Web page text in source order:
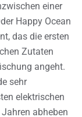
einer
Happy Ocean
das die ersten
Zutaten
angeht.
sehr
elektrischen
abheben